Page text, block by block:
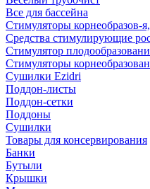
Все для бассейна
Стимуляторы корнеобразов-
Средства стимулирующие
Стимулятор
Стимуляторы
Сушилки Ezidri
Поддон-листы
Поддон-сетки
Поддоны
Сушилки
Товары для консервирования
Банки
Бутыли
Крышки